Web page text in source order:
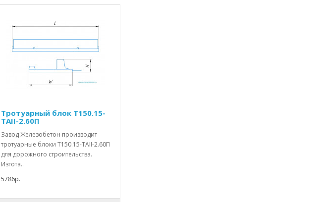
Тротуарный блок Т150.15-
TAII-2.60П
Завод Железобетон производит
тротуарные блоки Т150.15-TAII-2.60П
для дорожного строительства.
Изгота..
5786р.